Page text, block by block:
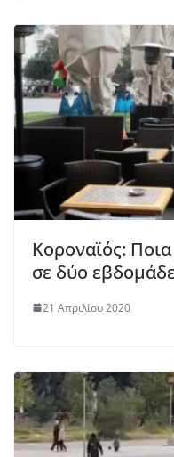
Κοροναϊός:
σε δύο
21 Απριλίου 2020